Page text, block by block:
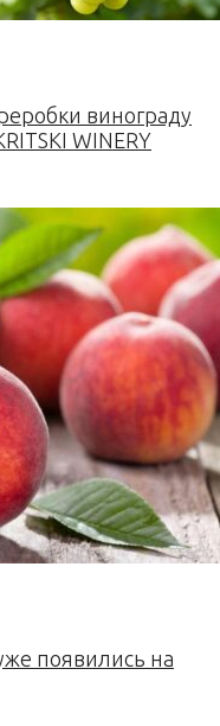
винограду
WINERY
появились на